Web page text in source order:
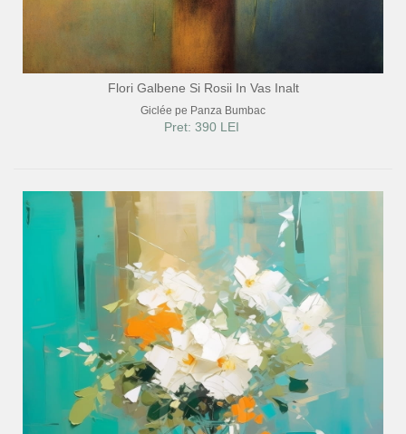
Flori Galbene Si Rosii In Vas Inalt
Giclée pe Panza Bumbac
Pret: 390 LEI